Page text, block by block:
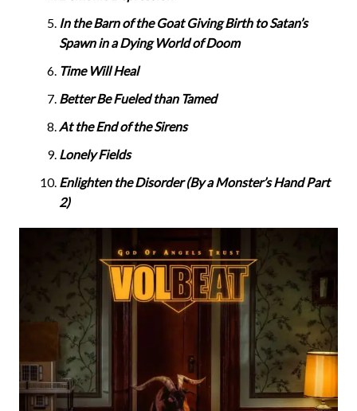
In the Barn of the Goat Giving Birth to Satan’s
Spawn in a Dying World of Doom
Time Will Heal
Better Be Fueled than Tamed
At the End of the Sirens
Lonely Fields
Enlighten the Disorder (By a Monster’s Hand Part
2)